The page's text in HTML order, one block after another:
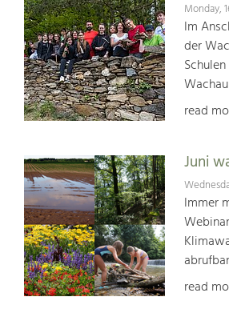
Monday,
Im
der
read
Juni
Immer
read